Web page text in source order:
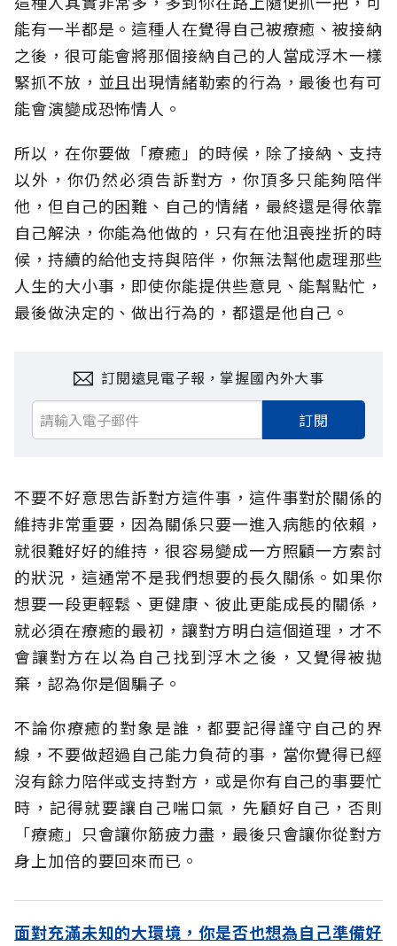
能有一半都是。這種人在覺得自己被療癒、被接納
之後，很可能會將那個接納自己的人當成浮木一樣
緊抓不放，並且出現情緒勒索的行為，最後也有可
能會演變成恐怖情人。
所以，在你要做「療癒」的時候，除了接納、支持
以外，你仍然必須告訴對方，你頂多只能夠陪伴
他，但自己的困難、自己的情緒，最終還是得依靠
自己解決，你能為他做的，只有在他沮喪挫折的時
候，持續的給他支持與陪伴，你無法幫他處理那些
人生的大小事，即使你能提供些意見、能幫點忙，
最後做決定的、做出行為的，都還是他自己。
訂閱遠見電子報，掌握國內外大事
訂閱
不要不好意思告訴對方這件事，這件事對於關係的
維持非常重要，因為關係只要一進入病態的依賴，
就很難好好的維持，很容易變成一方照顧一方索討
的狀況，這通常不是我們想要的長久關係。如果你
想要一段更輕鬆、更健康、彼此更能成長的關係，
就必須在療癒的最初，讓對方明白這個道理，才不
會讓對方在以為自己找到浮木之後，又覺得被拋
棄，認為你是個騙子。
不論你療癒的對象是誰，都要記得謹守自己的界
線，不要做超過自己能力負荷的事，當你覺得已經
沒有餘力陪伴或支持對方，或是你有自己的事要忙
時，記得就要讓自己喘口氣，先顧好自己，否則
「療癒」只會讓你筋疲力盡，最後只會讓你從對方
身上加倍的要回來而已。
面對充滿未知的大環境，你是否也想為自己準備好